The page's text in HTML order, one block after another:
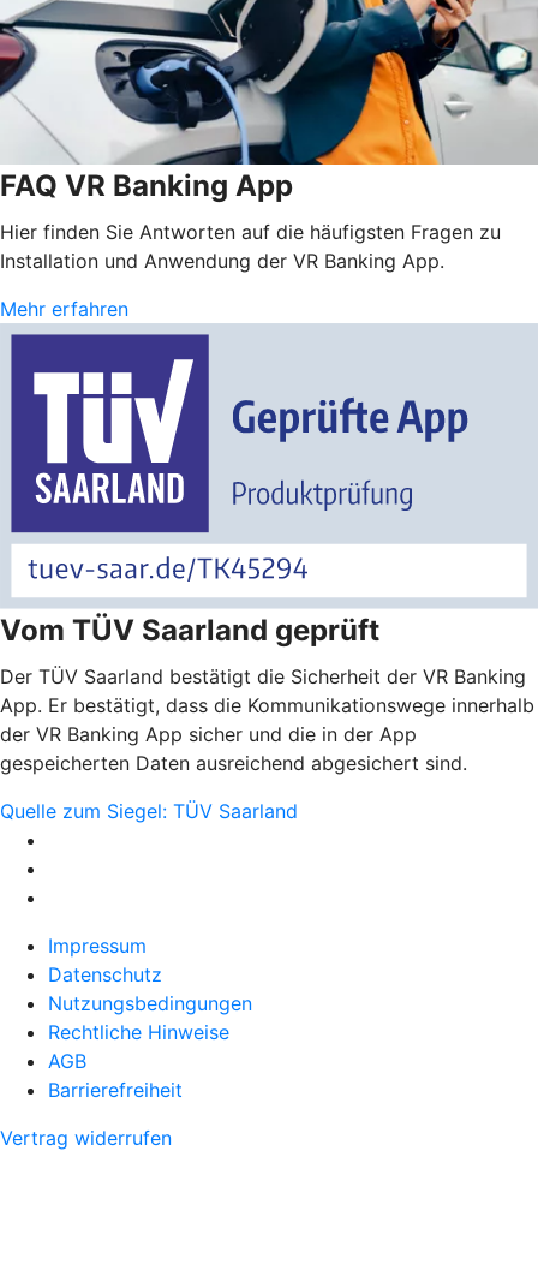
FAQ VR Banking App
Hier finden Sie Antworten auf die häufigsten Fragen zu
Installation und Anwendung der VR Banking App.
Mehr erfahren
Vom TÜV Saarland geprüft
Der TÜV Saarland bestätigt die Sicherheit der VR Banking
App. Er bestätigt, dass die Kommunikationswege innerhalb
der VR Banking App sicher und die in der App
gespeicherten Daten ausreichend abgesichert sind.
Quelle zum Siegel: TÜV Saarland
Impressum
Datenschutz
Nutzungsbedingungen
Rechtliche Hinweise
AGB
Barrierefreiheit
Vertrag widerrufen